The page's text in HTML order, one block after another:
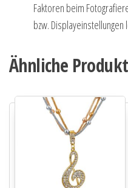
Faktoren beim
bzw.
Ähnliche